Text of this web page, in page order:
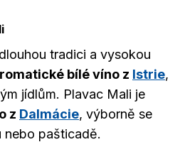
tradici a vysokou
bílé víno z Istrie,
jídlům. Plavac Mali je
z Dalmácie, výborně se
nebo pašticadě.